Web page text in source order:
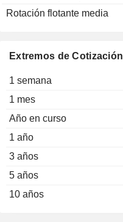
Rotación flotante media
Extremos de Cotización
1 semana
1 mes
Año en curso
1 año
3 años
5 años
10 años